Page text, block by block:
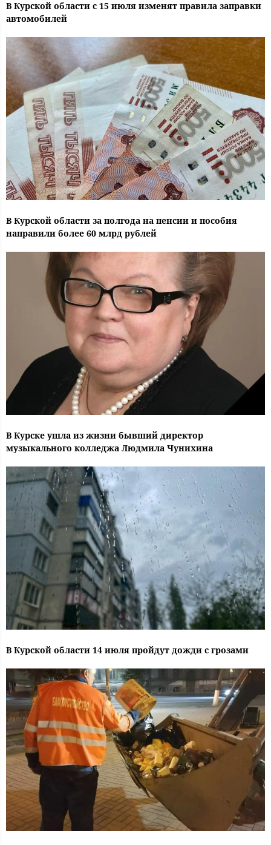
В Курской области с 15 июля изменят правила заправки
автомобилей
В Курской области за полгода на пенсии и пособия
направили более 60 млрд рублей
В Курске ушла из жизни бывший директор
музыкального колледжа Людмила Чунихина
В Курской области 14 июля пройдут дожди с грозами